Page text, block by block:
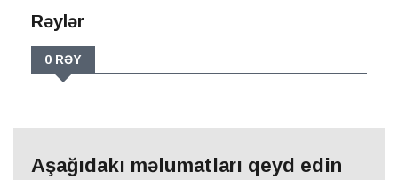
Rəylər
0 RƏY
Aşağıdakı məlumatları qeyd edin